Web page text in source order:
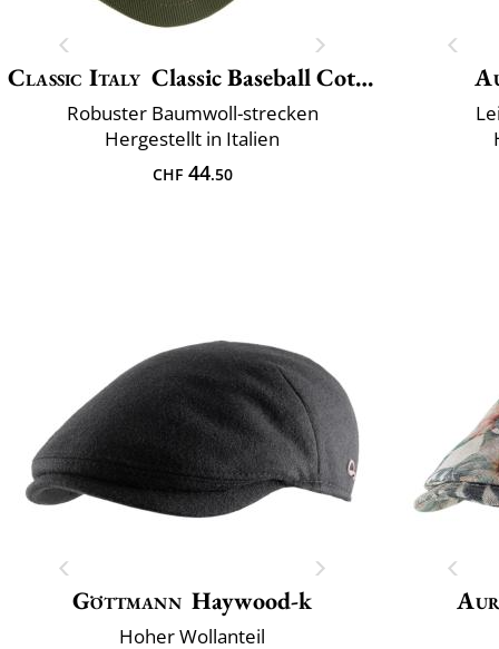
Classic Italy Classic Baseball Cotton
Robuster Baumwoll-strecken
Hergestellt in Italien
CHF44.50
Göttmann Haywood-k
Hoher Wollanteil